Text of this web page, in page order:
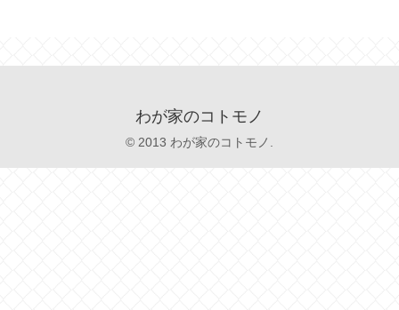
わが家のコトモノ
© 2013 わが家のコトモノ.